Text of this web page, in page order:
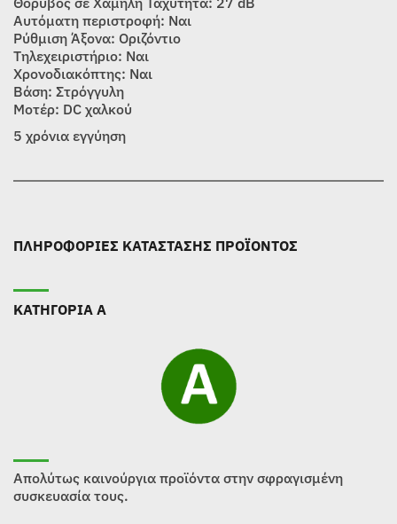
Αυτόματη περιστροφή: Ναι
Ρύθμιση Άξονα: Οριζόντιο
Τηλεχειριστήριο: Ναι
Χρονοδιακόπτης: Ναι
Βάση: Στρόγγυλη
Μοτέρ: DC χαλκού
5 χρόνια εγγύηση
ΠΛΗΡΟΦΟΡΙΕΣ ΚΑΤΑΣΤΑΣΗΣ ΠΡΟΪΟΝΤΟΣ
ΚΑΤΗΓΟΡΙΑ Α
Απολύτως καινούργια προϊόντα στην σφραγισμένη
συσκευασία τους.